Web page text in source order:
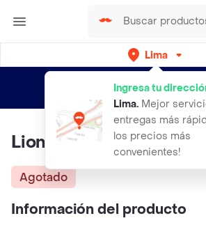
Lima
Ingresa tu
Lima. Mejor
entregas más
los precios más
convenientes!
envíos gratis por semanas
Lionel Messi
Agotado
Información del producto